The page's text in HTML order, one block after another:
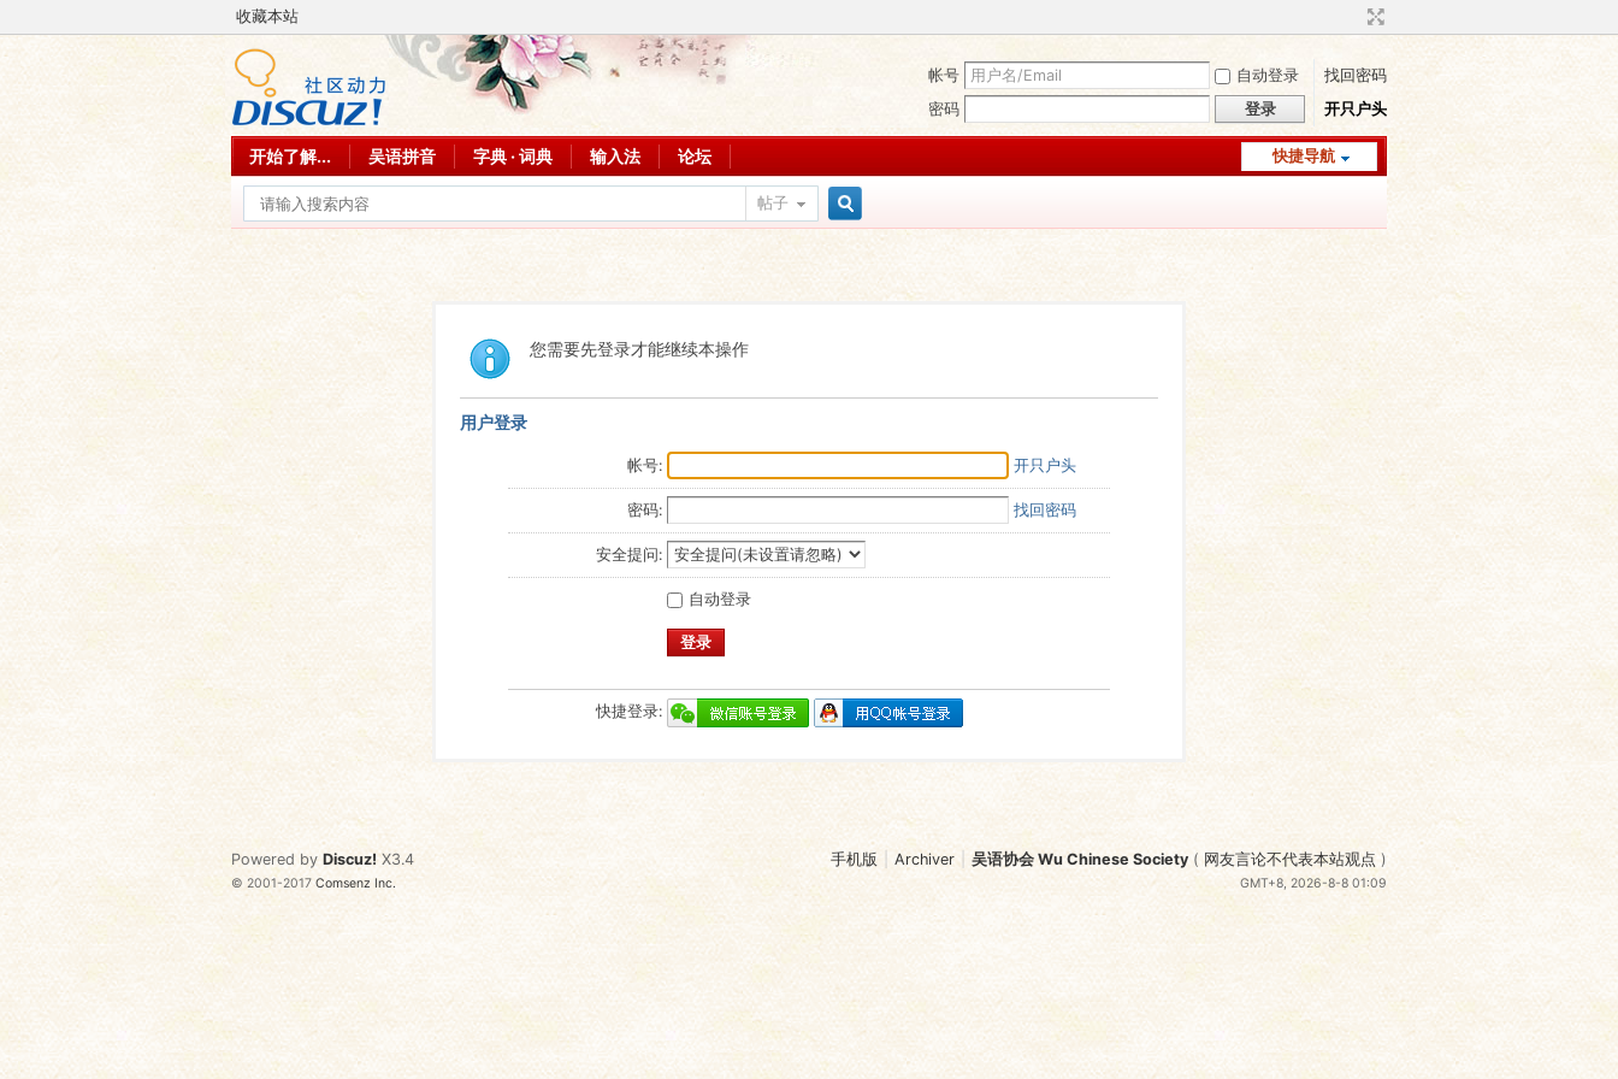
收藏本站
帐号 自动登录
找回密码
密码
登录 开只户头
快捷导航
开始了解... 吴语拼音 字典 · 词典 输入法 论坛
帖子
您需要先登录才能继续本操作
用户登录
帐号: 开只户头
密码: 找回密码
安全提问:
自动登录
登录
快捷登录:
手机版 Archiver 吴语协会 Wu Chinese Society ( 网友言论不代表本站观点 )
GMT+8, 2026-8-8 01:09
Powered by Discuz! X3.4
© 2001-2017Comsenz Inc.